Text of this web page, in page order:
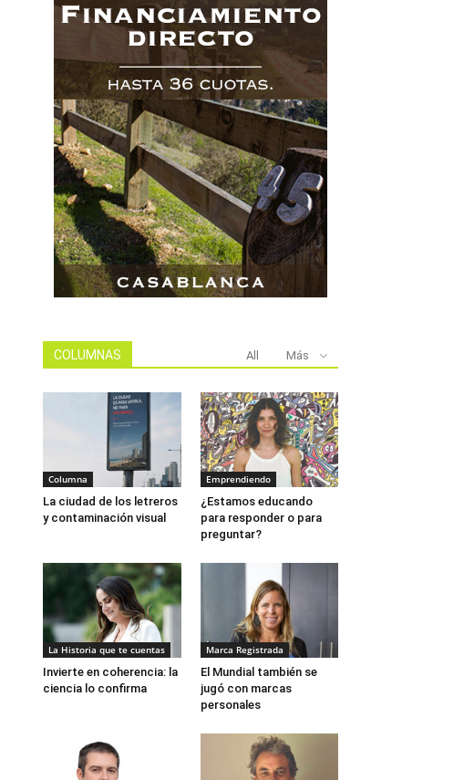
COLUMNAS All Más
Columna
La ciudad de los letreros
y contaminación visual
Emprendiendo
¿Estamos educando
para responder o para
preguntar?
La Historia que te cuentas
Invierte en coherencia: la
ciencia lo confirma
Marca Registrada
El Mundial también se
jugó con marcas
personales